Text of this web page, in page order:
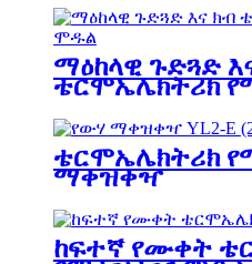
ማዕከላዊ ጉድጓድ
ቴርሞኤሌክትሪክ
ቴርሞኤሌክትሪክ
ማቀዝቀዣ
ከፍተኛ የሙቀት